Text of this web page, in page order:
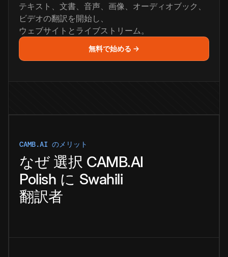
テキスト、文書、音声、画像、オーディオブック、
ビデオの翻訳を開始し、
ウェブサイトとライブストリーム。
無料で始める →
CAMB.AI のメリット
なぜ 選択 CAMB.AI
Polish に Swahili
翻訳者